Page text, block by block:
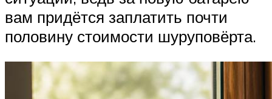
вам придётся заплатить почти
половину стоимости шуруповёрта.